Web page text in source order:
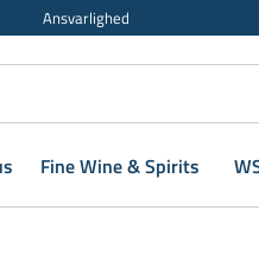
Ansvarlighed
Fine Wine & Spirits